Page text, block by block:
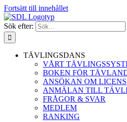
Fortsätt till innehållet
Sök efter:
TÄVLINGSDANS
VÅRT
BOKEN FÖR
ANSÖKAN OM LICENS
ANMÄLAN TILL
FRÅGOR & SVAR
MEDLEM
RANKING